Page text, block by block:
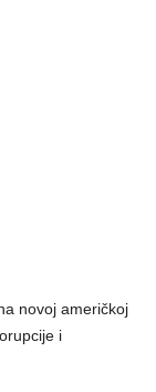
novoj američkoj
i